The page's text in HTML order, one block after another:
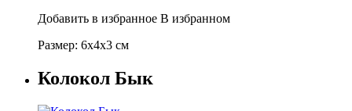
Добавить в избранное В избранном
Размер: 6х4х3 см
Колокол Бык